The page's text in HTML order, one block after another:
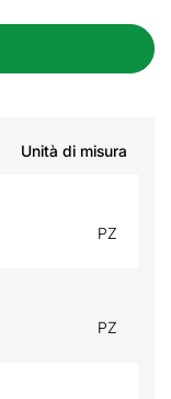
Unità di misura
PZ
PZ